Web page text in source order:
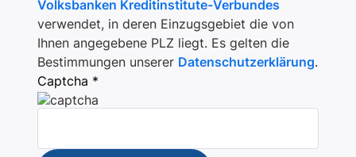
Volksbanken Kreditinstitute-Verbundes
verwendet, in deren Einzugsgebiet die von
Ihnen angegebene PLZ liegt. Es gelten die
Bestimmungen unserer Datenschutzerklärung.
Captcha *